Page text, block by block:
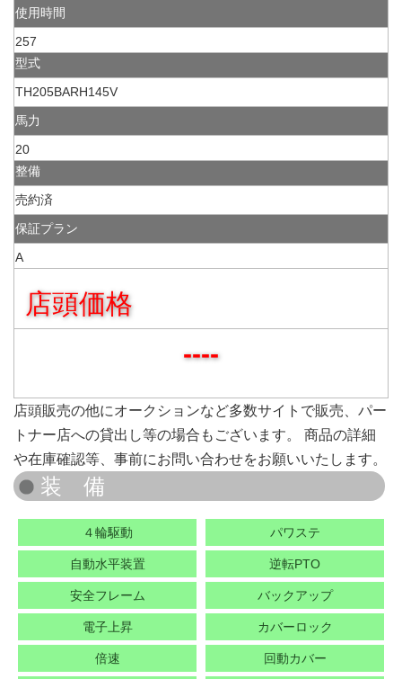
使用時間
257
型式
TH205BARH145V
馬力
20
整備
売約済
保証プラン
A
店頭価格
----
店頭販売の他にオークションなど多数サイトで販売、パー
トナー店への貸出し等の場合もございます。 商品の詳細
や在庫確認等、事前にお問い合わせをお願いいたします。
４輪駆動 パワステ
自動水平装置 逆転PTO
安全フレーム バックアップ
電子上昇 カバーロック
倍速 回動カバー